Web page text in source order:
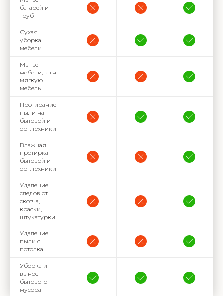
батарей и
труб
Сухая
уборка
мебели
Мытье
мебели, в т.ч.
мягкую
мебель
Протирание
пыли на
бытовой и
орг. техники
Влажная
протирка
бытовой и
орг. техники
Удаление
следов от
скотча,
краски,
штукатурки
Удаление
пыли с
потолка
Уборка и
вынос
бытового
мусора